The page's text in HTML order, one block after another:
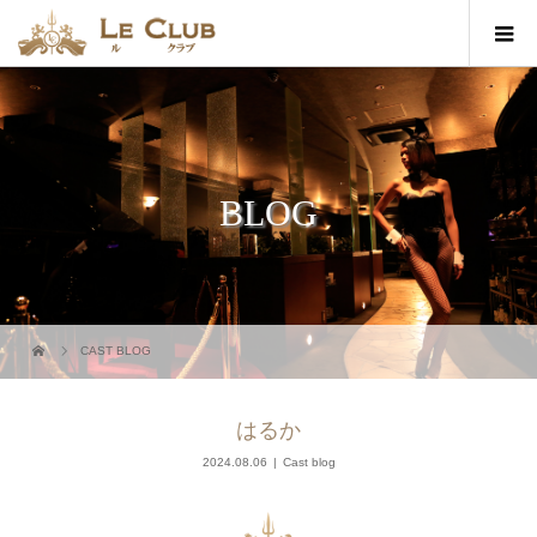
BLOG
CAST BLOG
はるか
2024.08.06 Cast blog